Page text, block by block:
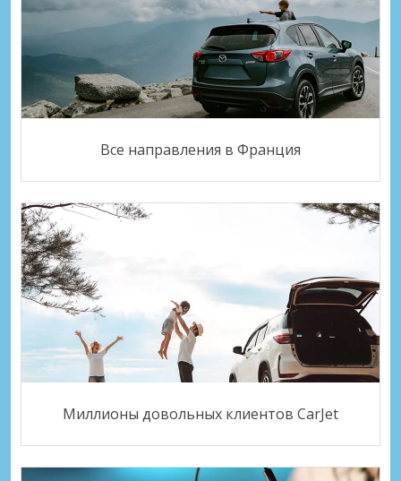
Все направления в Франция
Миллионы довольных клиентов CarJet